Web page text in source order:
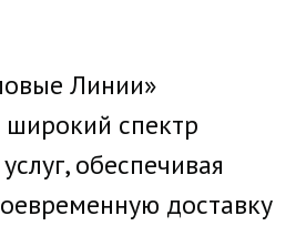
Линии»
широкий спектр
обеспечивая
доставку